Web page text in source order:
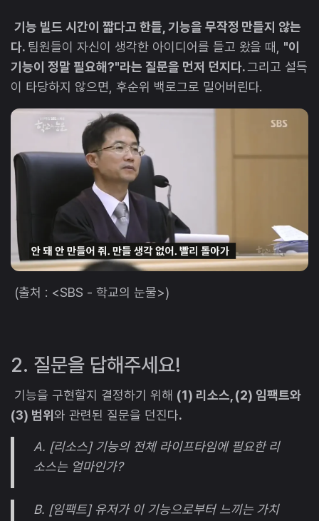
기능 빌드 시간이 짧다고 한들, 기능을 무작정 만들지 않는
다. 팀원들이 자신이 생각한 아이디어를 들고 왔을 때, "이
기능이 정말 필요해?"라는 질문을 먼저 던지다.그리고 설득
이 타당하지 않으면, 후순위 백로그로 밀어버린다.
(출처 : <SBS - 학교의 눈물>)
2. 질문을 답해주세요!
기능을 구현할지 결정하기 위해 (1) 리소스, (2) 임팩트와
(3) 범위 와 관련된 질문을 던진다.
A. [리소스] 기능의 전체 라이프타임에 필요한 리
소스는 얼마인가?
B. [임팩트] 유저가 이 기능으로부터 느끼는 가치